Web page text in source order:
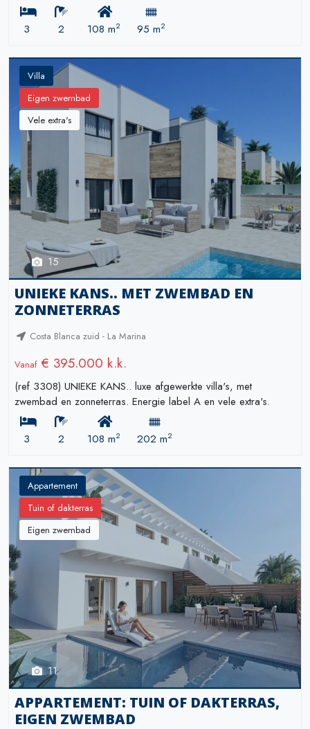
3 2 108 m2 95 m2
Villa
Eigen zwembad
Vele extra's
15
UNIEKE KANS.. MET ZWEMBAD EN
ZONNETERRAS
Costa Blanca zuid - La Marina
Vanaf € 395.000 k.k.
(ref 3308) UNIEKE KANS.. luxe afgewerkte villa's, met
zwembad en zonneterras. Energie label A en vele extra's.
3 2 108 m2 202 m2
Appartement
Tuin of dakterras
Eigen zwembad
11
APPARTEMENT: TUIN OF DAKTERRAS,
EIGEN ZWEMBAD